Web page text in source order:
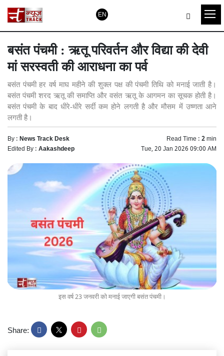
EN
बसंत पंचमी : ऋतू परिवर्तन और विद्या की देवी
मां सरस्वती की आराधना का पर्व
बसंत पंचमी हर वर्ष माघ महीने की शुक्ल पक्ष की पंचमी तिथि को मनाई जाती है।
बसंत पंचमी शरद ऋतू की समाप्ति और वसंत ऋतू के आगमन का सूचक होती है।
बसंत पंचमी के बाद धीरे-धीरे सर्दी कम होने लगती है और मौसम में उष्णता आने
लगती है।
By :News Track Desk Read Time :2min
Edited By :Aakashdeep Tue, 20 Jan 2026 09:00 AM
इस वर्ष 23 जनवरी को मनाई जाएगी बसंत पंचमी।
Share: